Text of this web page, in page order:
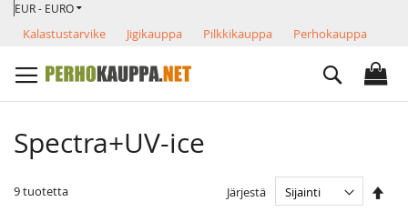
Skip
Content
VALUUTTA
EUR - EURO
Kalastustarvike Jigikauppa Pilkkikauppa
Perhokauppa
Search
Spectra+UV-ice
9tuotetta Järjestä